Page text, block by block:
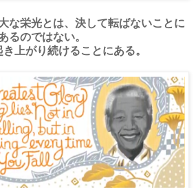
な栄光とは、決して転ばないことに
るのではない。
上がり続けることにある。